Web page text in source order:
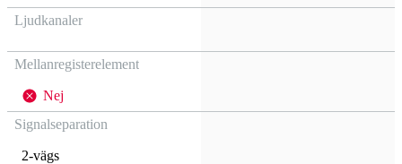
Ljudkanaler
Mellanregisterelement
Nej
Signalseparation
2-vägs